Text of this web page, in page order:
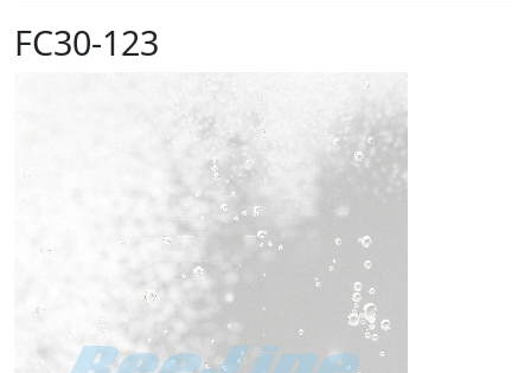
Efterår
Energi, miljø, økologi
Fænomener, begreber
Fastelavn, karneval
Ferie, rejser
Fiskeri
Fly, luftfart
Fritid, hobby
Frugt, grønt
FC30-123